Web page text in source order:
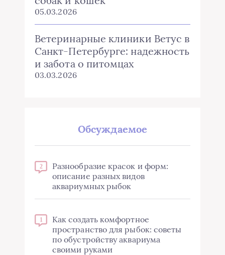
05.03.2026
Ветеринарные клиники Ветус в
Санкт-Петербурге: надежность
и забота о питомцах
03.03.2026
Обсуждаемое
2
Разнообразие красок и форм:
описание разных видов
аквариумных рыбок
1
Как создать комфортное
пространство для рыбок: советы
по обустройству аквариума
своими руками